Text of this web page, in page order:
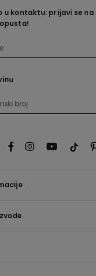
u kontaktu: prijavi se